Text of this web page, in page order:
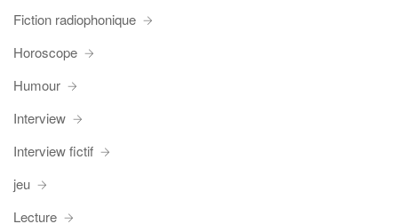
Fiction radiophonique
Horoscope
Humour
Interview
Interview fictif
jeu
Lecture